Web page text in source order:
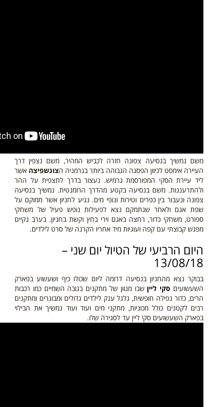
משם נמשיך בנסיעה צפונה חזרה לכביש המהיר, משם נצפין דרך
העיירה אימסט לכיוון הפסגה הגבוהה ביותר בגרמניה הצוגשפיצה אשר
ליד עיירת הסקי המפורסמת גרמיש. נעצור בדרך לתצפית על ההר
ולהתרעננות. משם בנסיעה בקטע מהדרך הרומנטית. נמשיך בנסיעה
צפונה ונעבור בין כפרים וטירות ונופי מים. נגיע לחניון אשר ממוקם על
שפת אגם ולאחר שנתמקם נצא לפעילות נופש פעיל של משחקי
ספורט, משחקי כדור, רחצה באגם וירי בחץ וקשת בחניון. בערב נקיים
מפגש קבוצתי עם קפה ועוגיות מיד אחריו הקרנה של סרט לילדים.
היום הרביעי של הטיול יום שני –
13/08/18
בבוקר נצא מהחניון בנסיעה דרומה ליום שכולו כיף ושעשוע בפארק
השעשועים סקי לייןשבו מגוון של מתקנים בגובה השמיים כמו רכבות
הרים, כדור נפילה חופשית, גלגל ענק לילדים גדולים ומבוגרים ומתקנים
רבים לקטנים כולל מכוניות, מתקני מים ועוד ועוד נמשיך את הבילוי
בפארק השעשועים סקי ליין עד לסגירה שלו.